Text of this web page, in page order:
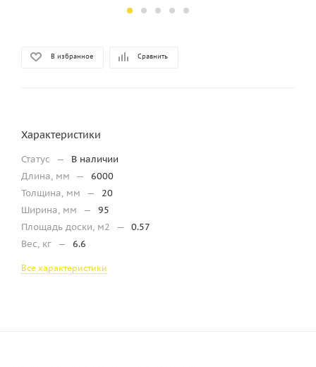
В избранное Сравнить
Характеристики
Статус —
В наличии
Длина, мм
—
6000
Толщина, мм
—
20
Ширина, мм
—
95
Площадь доски, м2
—
0.57
Вес, кг — 6.6
Все характеристики